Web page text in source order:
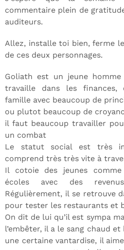
commentaire plein de
auditeurs.
Allez, installe toi bien, ferme
de ces deux personnages.
Goliath est un jeune
travaille dans les finances,
famille avec beaucoup de
ou plutot beaucoup de
il faut beaucoup travailler
un combat
Le statut social est très
comprend très très vite à
Il cotoie des jeunes
écoles avec des
Régulièrement, il se retrouve
pour tester les restaurants et
On dit de lui qu’il est sympa
l’embêter, il a le sang chaud
une certaine vantardise, il